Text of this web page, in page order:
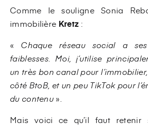
Comme le souligne Sonia
immobilière Kretz :
« Chaque réseau social a
faiblesses. Moi, j’utilise
un très bon canal pour
côté BtoB, et un peu TikTok pour
du contenu ».
Mais voici ce qu’il faut retenir